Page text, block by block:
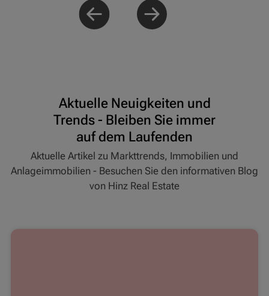
Aktuelle Neuigkeiten und
Trends - Bleiben Sie immer
auf dem Laufenden
Aktuelle Artikel zu Markttrends, Immobilien und
Anlageimmobilien - Besuchen Sie den informativen Blog
von Hinz Real Estate